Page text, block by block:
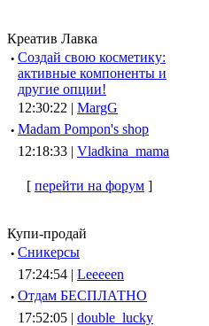
Креатив Лавка
· Создай свою косметику:
активные компоненты и
другие опции!
12:30:22 | MargG
· Madam Pompon's shop
12:18:33 | Vladkina_mama
[ перейти на форум ]
Купи-продай
· Сникерсы
17:24:54 | Leeeeen
· Отдам БЕСПЛАТНО
17:52:05 | double_lucky